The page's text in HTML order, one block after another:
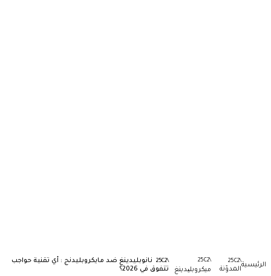
الرئيسية
المدوّنة ميكروبلیدينغ
نانوبليدينغ ضد مايكروبليدنج : أي تقنية حواجب
تتفوق في 2026؟